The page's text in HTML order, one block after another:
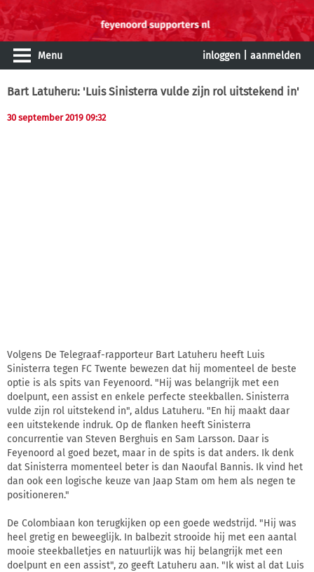
Menu inloggen aanmelden
Bart Latuheru: 'Luis Sinisterra vulde zijn rol uitstekend in'
30 september 2019 09:32
Volgens De Telegraaf-rapporteur Bart Latuheru heeft Luis
Sinisterra tegen FC Twente bewezen dat hij momenteel de beste
optie is als spits van Feyenoord. "Hij was belangrijk met een
doelpunt, een assist en enkele perfecte steekballen. Sinisterra
vulde zijn rol uitstekend in", aldus Latuheru. "En hij maakt daar
een uitstekende indruk. Op de flanken heeft Sinisterra
concurrentie van Steven Berghuis en Sam Larsson. Daar is
Feyenoord al goed bezet, maar in de spits is dat anders. Ik denk
dat Sinisterra momenteel beter is dan Naoufal Bannis. Ik vind het
dan ook een logische keuze van Jaap Stam om hem als negen te
positioneren."
De Colombiaan kon terugkijken op een goede wedstrijd. "Hij was
heel gretig en beweeglijk. In balbezit strooide hij met een aantal
mooie steekballetjes en natuurlijk was hij belangrijk met een
doelpunt en een assist", zo geeft Latuheru aan. "Ik wist al dat Luis